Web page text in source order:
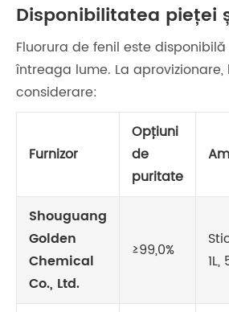
Disponibilitatea pieței
Fluorura de fenil este
întreaga lume. La aprovizionare,
considerare:
Furnizor
Opțiuni
de
puritate
Shouguang
Golden
Chemical
Co., Ltd.
≥99,0%
1L,